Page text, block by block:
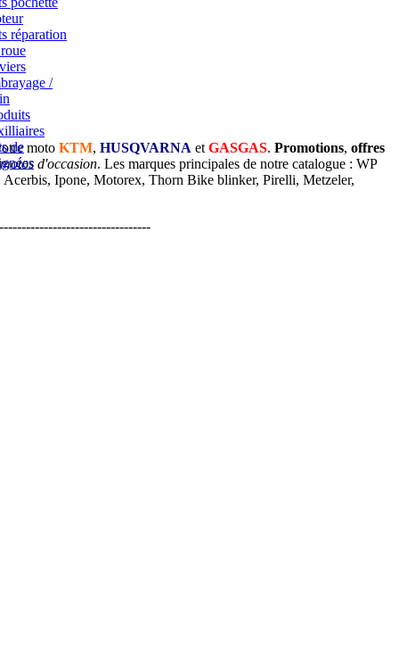
réparation
/
de moto KTM, HUSQVARNA et GASGAS. Promotions, offres
d'occasion. Les marques principales de notre catalogue : WP
Ipone, Motorex, Thorn Bike blinker, Pirelli, Metzeler,